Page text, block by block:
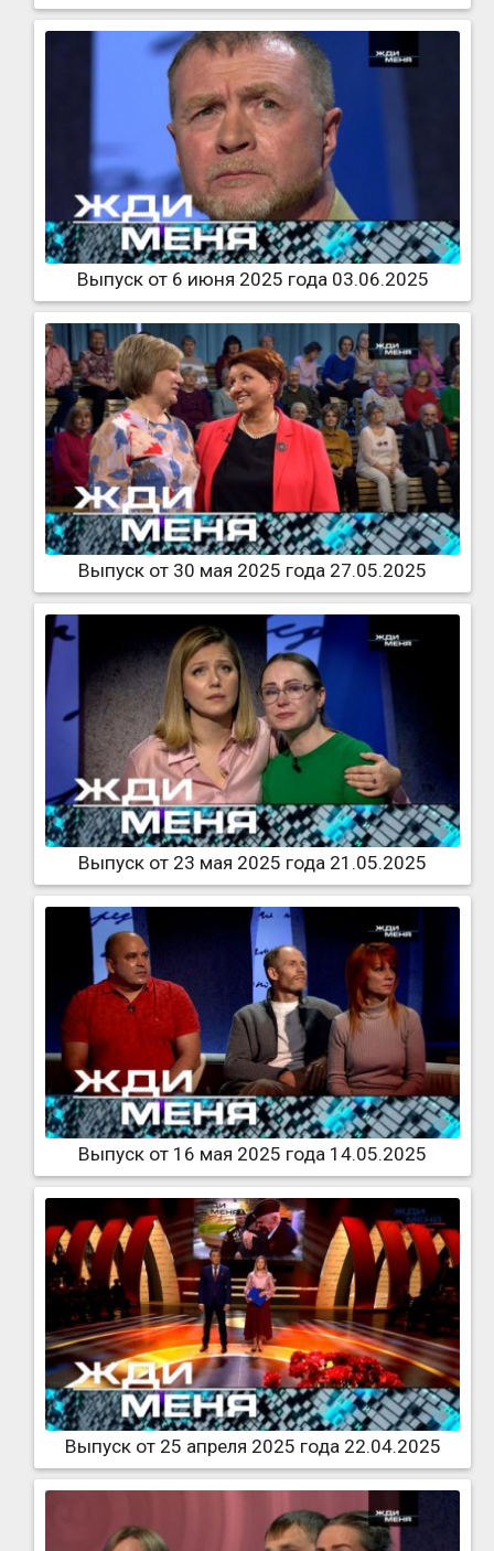
Выпуск от 6 июня 2025 года 03.06.2025
Выпуск от 30 мая 2025 года 27.05.2025
Выпуск от 23 мая 2025 года 21.05.2025
Выпуск от 16 мая 2025 года 14.05.2025
Выпуск от 25 апреля 2025 года 22.04.2025